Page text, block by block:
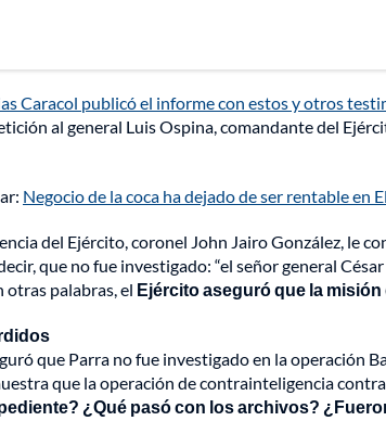
Caracol publicó el informe con estos y otros
al general Luis Ospina, comandante del
Negocio de la coca ha dejado de ser rentable en
del Ejército, coronel John Jairo González, le
que no fue investigado: “el señor general
otras palabras, el Ejército aseguró que la
que Parra no fue investigado en la operación
que la operación de contrainteligencia
¿Qué pasó con los archivos?